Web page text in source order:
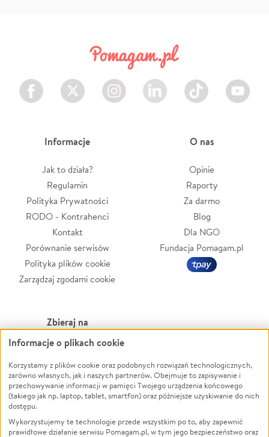
Facebook Twitter Instagram LinkedIn TikTok Youtube
Informacje
Jak to działa?
Regulamin
Polityka Prywatności
RODO - Kontrahenci
Kontakt
Porównanie serwisów
Polityka plików cookie
Zarządzaj zgodami cookie
O nas
Opinie
Raporty
Za darmo
Blog
Dla NGO
Fundacja Pomagam.pl
Zbieraj na
Leczenie
Zwierzęta
Pożar
Ukraina
Pomoc Finansowa
Powódź
Wichura
NGO
Edukacja
Informacje o plikach cookie
Korzystamy z plików cookie oraz podobnych rozwiązań technologicznych,
zarówno własnych, jak i naszych partnerów. Obejmuje to zapisywanie i
przechowywanie informacji w pamięci Twojego urządzenia końcowego
(takiego jak np. laptop, tablet, smartfon) oraz późniejsze uzyskiwanie do nich
dostępu.
Wykorzystujemy te technologie przede wszystkim po to, aby zapewnić
prawidłowe działanie serwisu Pomagam.pl, w tym jego bezpieczeństwo oraz